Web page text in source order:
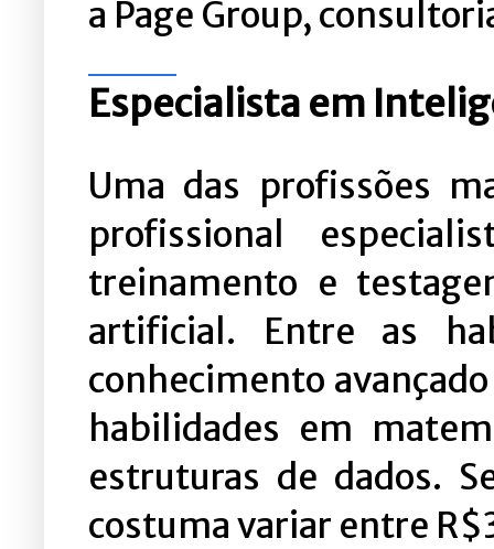
a Page Group,
Especialista em
Uma das profissões
profissional
treinamento e
artificial. Entre as
conhecimento
habilidades em
estruturas de dados.
costuma variar entre